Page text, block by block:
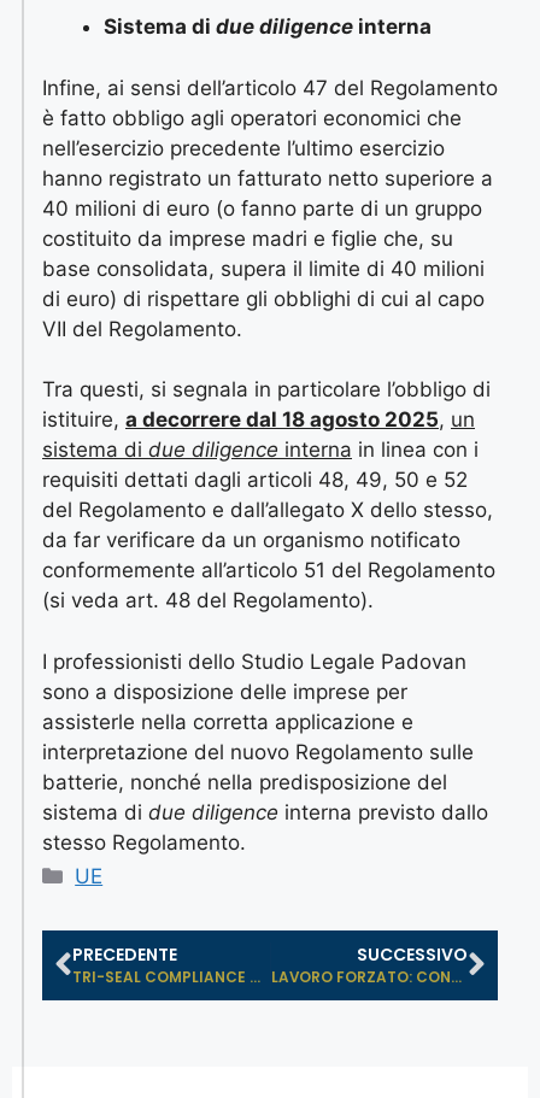
Sistema di due diligence interna
Infine, ai sensi dell’articolo 47 del Regolamento
è fatto obbligo agli operatori economici che
nell’esercizio precedente l’ultimo esercizio
hanno registrato un fatturato netto superiore a
40 milioni di euro (o fanno parte di un gruppo
costituito da imprese madri e figlie che, su
base consolidata, supera il limite di 40 milioni
di euro) di rispettare gli obblighi di cui al capo
VII del Regolamento.
Tra questi, si segnala in particolare l’obbligo di
istituire, a decorrere dal 18 agosto 2025, un
sistema di due diligence interna in linea con i
requisiti dettati dagli articoli 48, 49, 50 e 52
del Regolamento e dall’allegato X dello stesso,
da far verificare da un organismo notificato
conformemente all’articolo 51 del Regolamento
(si veda art. 48 del Regolamento).
I professionisti dello Studio Legale Padovan
sono a disposizione delle imprese per
assisterle nella corretta applicazione e
interpretazione del nuovo Regolamento sulle
batterie, nonché nella predisposizione del
sistema di due diligence interna previsto dallo
stesso Regolamento.
UE
PRECEDENTE
TRI-SEAL COMPLIANCE NOTICE: PUBBLIC...
SUCCESSIVO
LAVORO FORZATO: CONSIGLIO E PARLAME...